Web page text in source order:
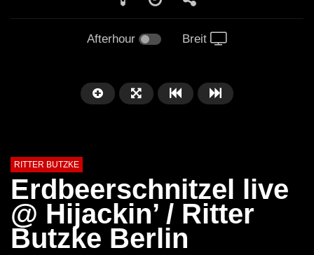
Afterhour Breit
RITTER BUTZKE
Erdbeerschnitzel live
@ Hijackin’ / Ritter
Butzke Berlin